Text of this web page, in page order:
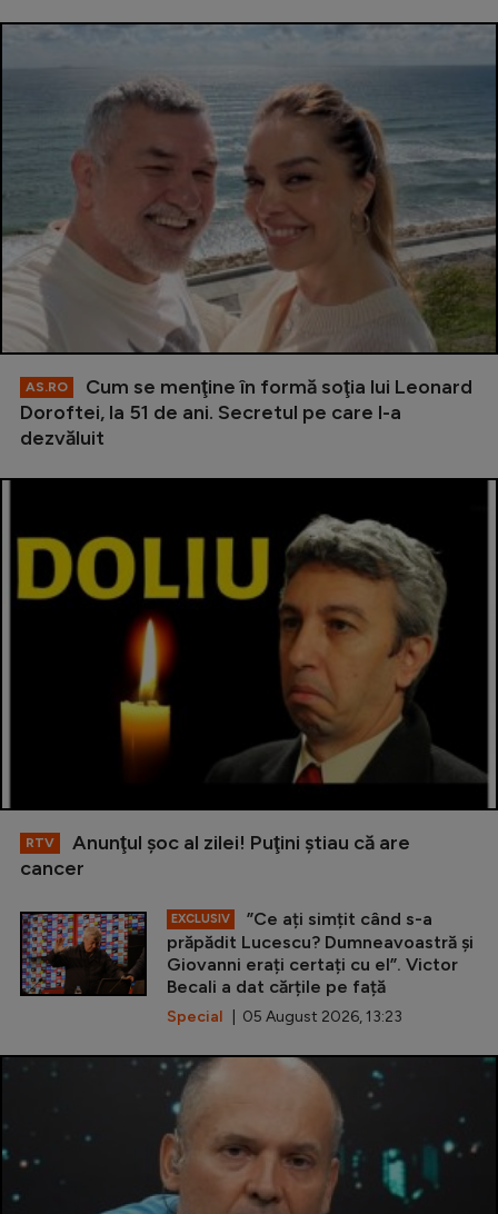
AS.RO
Cum se menţine în formă soţia lui Leonard
Doroftei, la 51 de ani. Secretul pe care l-a
dezvăluit
RTV
Anunţul şoc al zilei! Puţini ştiau că are
cancer
EXCLUSIV
”Ce ați simțit când s-a
prăpădit Lucescu? Dumneavoastră și
Giovanni erați certați cu el”. Victor
Becali a dat cărțile pe față
Special | 05 August 2026, 13:23